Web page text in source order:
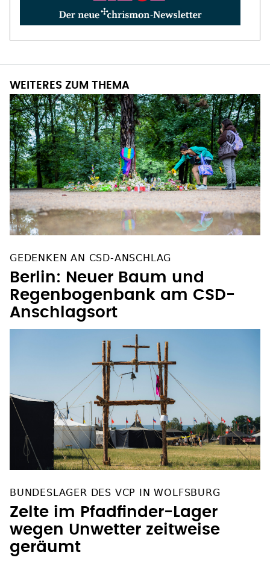
WEITERES ZUM THEMA
GEDENKEN AN CSD-ANSCHLAG
Berlin: Neuer Baum und
Regenbogenbank am CSD-
Anschlagsort
BUNDESLAGER DES VCP IN WOLFSBURG
Zelte im Pfadfinder-Lager
wegen Unwetter zeitweise
geräumt